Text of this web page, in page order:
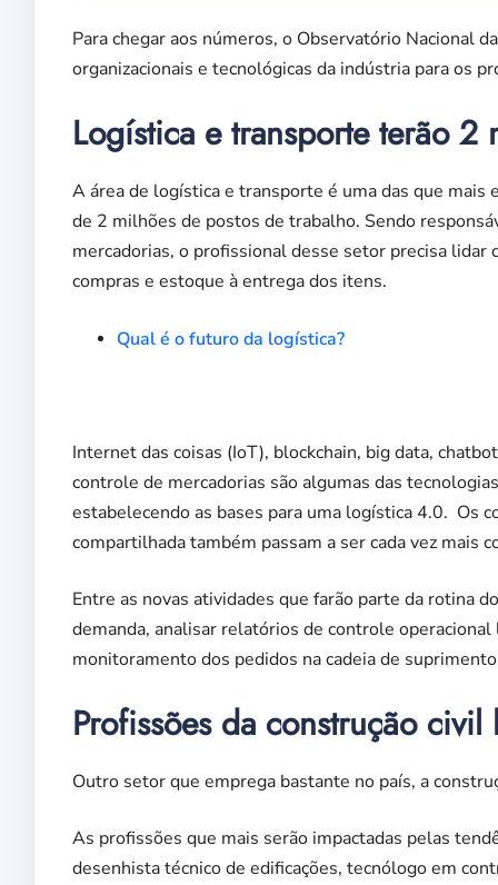
Para chegar aos números, o Observatório Nacional
organizacionais e tecnológicas da indústria para os
Logística e transporte terão
A área de logística e transporte é uma das que mais
de 2 milhões de postos de trabalho. Sendo
mercadorias, o profissional desse setor precisa
compras e estoque à entrega dos itens.
Qual é o futuro da logística?
Internet das coisas (IoT), blockchain, big data,
controle de mercadorias são algumas das
estabelecendo as bases para uma logística 4.0. Os
compartilhada também passam a ser cada vez mais
Entre as novas atividades que farão parte da rotina
demanda, analisar relatórios de controle
monitoramento dos pedidos na cadeia de
Profissões da construção
Outro setor que emprega bastante no país, a
As profissões que mais serão impactadas pelas
desenhista técnico de edificações, tecnólogo em